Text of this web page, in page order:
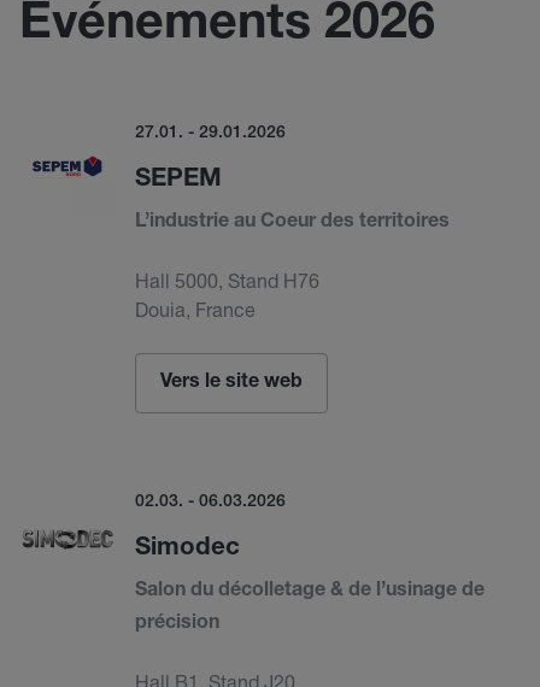
Événements 2026
27.01. - 29.01.2026
SEPEM
L’industrie au Coeur des territoires
Hall 5000, Stand H76
Douia, France
Vers le site web
02.03. - 06.03.2026
Simodec
Salon du décolletage & de l’usinage de
précision
Hall B1, Stand J20